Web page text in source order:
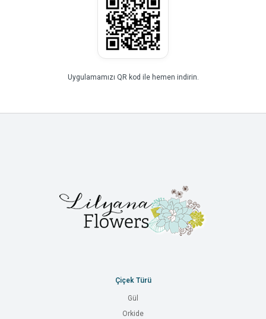
Uygulamamızı QR kod ile hemen indirin.
Çiçek Türü
Gül
Orkide